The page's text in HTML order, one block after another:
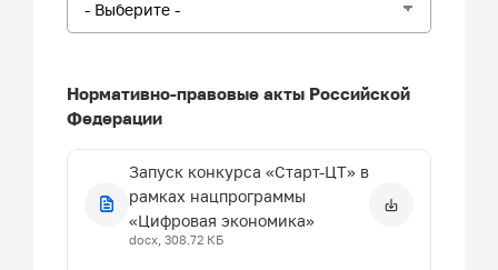
Нормативно-правовые акты Российской
Федерации
Запуск конкурса «Старт-ЦТ» в
рамках нацпрограммы
«Цифровая экономика»
docx, 308.72 КБ